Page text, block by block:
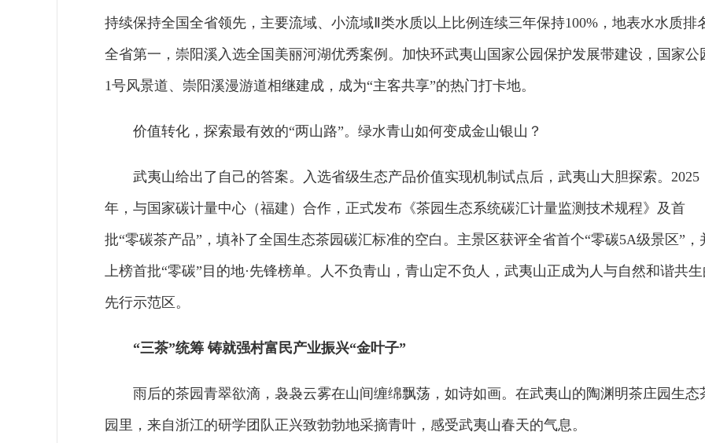
持续保持全国全省领先，主要流域、小流域Ⅱ类水质以上比例连续三年保持100%，地表水水质排
全省第一，崇阳溪入选全国美丽河湖优秀案例。加快环武夷山国家公园保护发展带建设，国家公
1号风景道、崇阳溪漫游道相继建成，成为“主客共享”的热门打卡地。
价值转化，探索最有效的“两山路”。绿水青山如何变成金山银山？
武夷山给出了自己的答案。入选省级生态产品价值实现机制试点后，武夷山大胆探索。2025
年，与国家碳计量中心（福建）合作，正式发布《茶园生态系统碳汇计量监测技术规程》及首
批“零碳茶产品”，填补了全国生态茶园碳汇标准的空白。主景区获评全省首个“零碳5A级景区”，
上榜首批“零碳”目的地·先锋榜单。人不负青山，青山定不负人，武夷山正成为人与自然和谐共生
先行示范区。
“三茶”统筹 铸就强村富民产业振兴“金叶子”
雨后的茶园青翠欲滴，袅袅云雾在山间缠绵飘荡，如诗如画。在武夷山的陶渊明茶庄园生态
园里，来自浙江的研学团队正兴致勃勃地采摘青叶，感受武夷山春天的气息。